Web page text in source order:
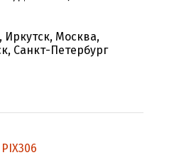
Иркутск, Москва,
Санкт-Петербург